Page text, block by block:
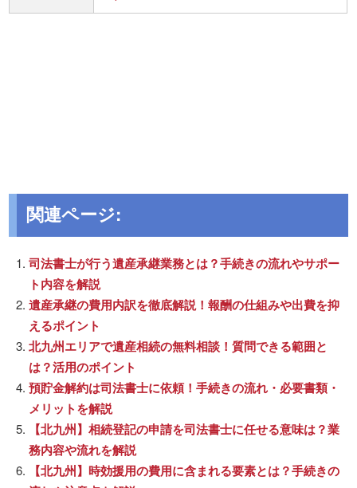
関連ページ:
司法書士が行う遺産承継業務とは？手続きの流れやサポー
ト内容を解説
遺産承継の費用内訳を徹底解説！報酬の仕組みや出費を抑
えるポイント
北九州エリアで遺産相続の無料相談！質問できる範囲と
は？活用のポイント
預貯金解約は司法書士に依頼！手続きの流れ・必要書類・
メリットを解説
【北九州】相続登記の申請を司法書士に任せる意味は？業
務内容や流れを解説
【北九州】時効援用の費用に含まれる要素とは？手続きの